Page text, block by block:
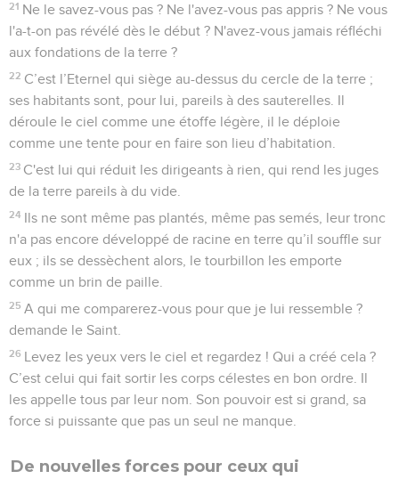
21 Ne le savez-vous pas ? Ne l'avez-vous pas appris ? Ne vous
l'a-t-on pas révélé dès le début ? N'avez-vous jamais réfléchi
aux fondations de la terre ?
22 C’est l’Eternel qui siège au-dessus du cercle de la terre ;
ses habitants sont, pour lui, pareils à des sauterelles. Il
déroule le ciel comme une étoffe légère, il le déploie
comme une tente pour en faire son lieu d’habitation.
23 C'est lui qui réduit les dirigeants à rien, qui rend les juges
de la terre pareils à du vide.
24 Ils ne sont même pas plantés, même pas semés, leur tronc
n'a pas encore développé de racine en terre qu’il souffle sur
eux ; ils se dessèchent alors, le tourbillon les emporte
comme un brin de paille.
25 A qui me comparerez-vous pour que je lui ressemble ?
demande le Saint.
26 Levez les yeux vers le ciel et regardez ! Qui a créé cela ?
C’est celui qui fait sortir les corps célestes en bon ordre. Il
les appelle tous par leur nom. Son pouvoir est si grand, sa
force si puissante que pas un seul ne manque.
De nouvelles forces pour ceux qui